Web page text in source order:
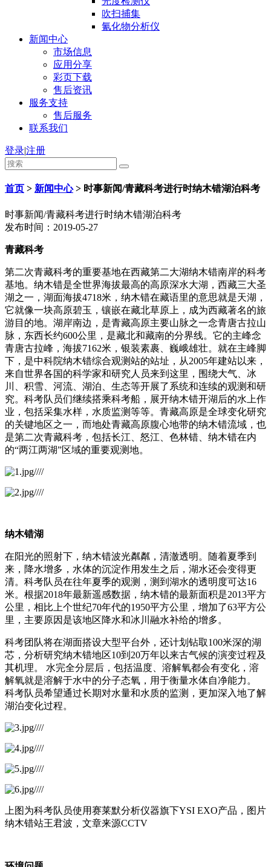
吹扫捕集
氰化物分析仪
新闻中心
市场信息
应用分享
彩页下载
售后资讯
服务支持
售后服务
联系我们
登录|注册
首页 > 新闻中心> 时事新闻/青藏科考进行时纳木错湖泊科考
时事新闻/青藏科考进行时纳木错湖泊科考
发布时间：2019-05-27
青藏科考
第二次青藏科考的重要基地在西藏第二大湖纳木错南岸的科考
基地。纳木错是全世界海拔最高的高原深水大湖，西藏三大圣
湖之一，湖面海拔4718米，纳木错在藏语里的意思就是天湖，
它就像一块高原碧玉，镶嵌在藏北草原上，成为西藏著名的旅
游目的地。湖岸南边，是青藏高原主要山脉之一念青唐古拉山
脉，东西长约600公里，是藏北和藏南的分界线。它的主峰念
青唐古拉峰，海拔7162米，银装素裹、巍峨雄壮。就在主峰脚
下，是中科院纳木错综合观测站的站址，从2005年建站以来，
来自世界各国的科学家和研究人员来到这里，围绕大气、冰
川、积雪、河流、湖泊、生态等开展了系统和连续的观测和研
究。科考队员们继续搭乘科考船，展开纳木错开湖后的水上作
业，包括采集水样，水质监测等等。青藏高原是全球变化研究
的关键地区之一，而地处青藏高原腹心地带的纳木错流域，也
是第二次青藏科考，包括长江、怒江、色林错、纳木错在内
的“两江两湖”区域的重要观测地。
纳木错湖
在阳光的照射下，纳木错波光粼粼，清澈透明。随着夏季到
来，降水增多，水体的沉淀作用发生之后，湖水还会变得更
清。科考队员在往年夏季的观测，测到湖水的透明度可达16
米。根据2018年最新遥感数据，纳木错的最新面积是2013平方
公里，相比上个世纪70年代的1950平方公里，增加了63平方公
里，主要原因是该地区降水和冰川融水补给的增多。
科考团队将在湖面搭设大型平台外，还计划钻取100米深的湖
芯，分析研究纳木错地区10到20万年以来古气候的演变过程及
其机理。 水完全分层后，包括温度、溶解氧都会有变化，溶
解氧就是溶解于水中的分子态氧，用于衡量水体自净能力。
科考队员希望通过长期对水量和水质的监测，更加深入地了解
湖泊变化过程。
上图为科考队员使用赛莱默分析仪器旗下YSI EXO产品，图片
纳木错站王君波，文章来源CCTV